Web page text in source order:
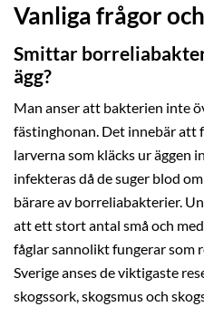
Vanliga frågor
Smittar
ägg?
Man anser att bakterien inte
fästinghonan. Det innebär att
larverna som kläcks ur äggen
infekteras då de suger blod
bärare av borreliabakterier.
att ett stort antal små och
fåglar sannolikt fungerar som
Sverige anses de viktigaste
skogssork, skogsmus och